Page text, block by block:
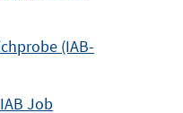
(IAB-
Job